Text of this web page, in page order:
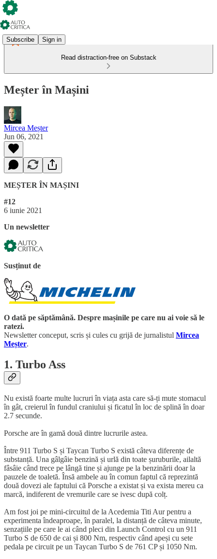
Subscribe Sign in
Read distraction-free on Substack
Meșter în Mașini
Mircea Meșter
Jun 06, 2021
MEȘTER ÎN MAȘINI
#12
6 iunie 2021
Un newsletter
Susținut de
O dată pe săptămână. Despre mașinile pe care nu ai voie să le
ratezi.
Newsletter conceput, scris și cules cu grijă de jurnalistul Mircea
Meșter.
1. Turbo Ass
Nu există foarte multe lucruri în viața asta care să-ți mute stomacul
în gât, creierul în fundul craniului și ficatul în loc de splină în doar
2.7 secunde.
Porsche are în gamă două dintre lucrurile astea.
Între 911 Turbo S și Taycan Turbo S există câteva diferențe de
substanță. Una gâlgâie benzină și urlă din toate șuruburile, ailaltă
fâsâie când trece pe lângă tine și ajunge pe la benzinării doar la
pauzele de toaletă. Însă ambele au în comun faptul că reprezintă
două dovezi ale faptului că Porsche a existat și va exista mereu ca
marcă, indiferent de vremurile care se ivesc după colț.
Am fost joi pe mini-circuitul de la Acedemia Titi Aur pentru a
experimenta îndeaproape, în paralel, la distanță de câteva minute,
senzațiile pe care le ai când pleci din Launch Control cu un 911
Turbo S de 650 de cai și 800 Nm, respectiv când apeși cu sete
pedala pe circuit pe un Taycan Turbo S de 761 CP și 1050 Nm.